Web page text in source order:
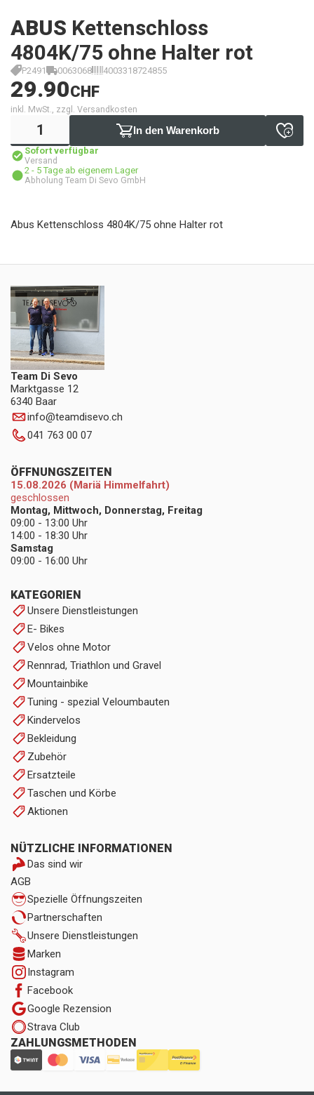
ABUS Kettenschloss
4804K/75 ohne Halter rot
P2491 0063068 4003318724855
29.90CHF
inkl. MwSt., zzgl. Versandkosten
In den Warenkorb
Sofort verfügbar
Versand
2 - 5 Tage ab eigenem Lager
Abholung Team Di Sevo GmbH
Abus Kettenschloss 4804K/75 ohne Halter rot
Team Di Sevo
Marktgasse 12
6340 Baar
info@teamdisevo.ch
041 763 00 07
KATEGORIEN
Unsere Dienstleistungen
E- Bikes
Velos ohne Motor
Rennrad, Triathlon und Gravel
Mountainbike
Tuning - spezial Veloumbauten
Kindervelos
Bekleidung
Zubehör
Ersatzteile
Taschen und Körbe
Aktionen
NÜTZLICHE INFORMATIONEN
Das sind wir
AGB
Spezielle Öffnungszeiten
Partnerschaften
Unsere Dienstleistungen
Marken
Instagram
Facebook
Google Rezension
Strava Club
ZAHLUNGSMETHODEN
ÖFFNUNGSZEITEN
15.08.2026 (Mariä Himmelfahrt)
geschlossen
Montag, Mittwoch, Donnerstag, Freitag
09:00 - 13:00 Uhr
14:00 - 18:30 Uhr
Samstag
09:00 - 16:00 Uhr